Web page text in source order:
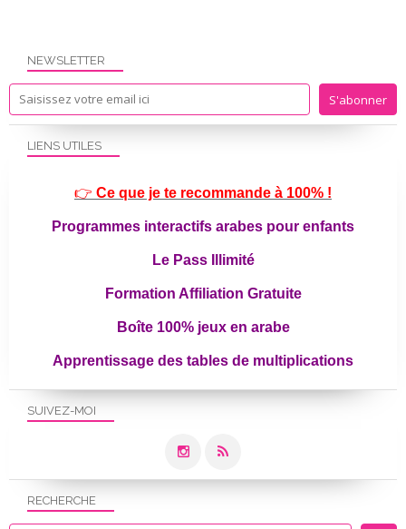
NEWSLETTER
SUIVEZ-MOI
RECHERCHE
LIENS UTILES
👉 Ce que je te recommande à 100% !
Programmes interactifs arabes pour enfants
Le Pass Illimité
Formation Affiliation Gratuite
Boîte 100% jeux en arabe
Apprentissage des tables de multiplications